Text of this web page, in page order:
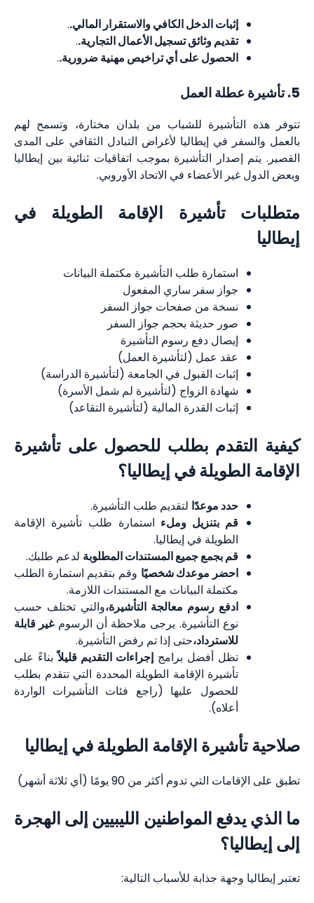
إثبات الدخل الكافي والاستقرار المالي..
تقديم وثائق تسجيل الأعمال التجارية..
الحصول على أي تراخيص مهنية ضرورية..
5. تأشيرة عطلة العمل
تتوفر هذه التأشيرة للشباب من بلدان مختارة، وتسمح لهم
بالعمل والسفر في إيطاليا لأغراض التبادل الثقافي على المدى
القصير. يتم إصدار التأشيرة بموجب اتفاقيات ثنائية بين إيطاليا
وبعض الدول غير الأعضاء في الاتحاد الأوروبي.
متطلبات تأشيرة الإقامة الطويلة في
إيطاليا
استمارة طلب التأشيرة مكتملة البيانات
جواز سفر ساري المفعول
نسخة من صفحات جواز السفر
صور حديثة بحجم جواز السفر
إيصال دفع رسوم التأشيرة
عقد عمل (لتأشيرة العمل)
إثبات القبول في الجامعة (لتأشيرة الدراسة)
شهادة الزواج (لتأشيرة لم شمل الأسرة)
إثبات القدرة المالية (لتأشيرة التقاعد)
كيفية التقدم بطلب للحصول على تأشيرة
الإقامة الطويلة في إيطاليا؟
حدد موعدًا لتقديم طلب التأشيرة.
قم بتنزيل وملء استمارة طلب تأشيرة الإقامة
الطويلة في إيطاليا.
قم بجمع جميع المستندات المطلوبة لدعم طلبك.
احضر موعدك شخصيًا وقم بتقديم استمارة الطلب
مكتملة البيانات مع المستندات اللازمة.
ادفع رسوم معالجة التأشيرة،والتي تختلف حسب
نوع التأشيرة. يرجى ملاحظة أن الرسومغير قابلة
للاسترداد،حتى إذا تم رفض التأشيرة.
تظل أفضل برامج إجراءات التقديم قليلاًبناءً على
تأشيرة الإقامة الطويلة المحددة التي تتقدم بطلب
للحصول عليها (راجع فئات التأشيرات الواردة
أعلاه).
صلاحية تأشيرة الإقامة الطويلة في إيطاليا
تطبق على الإقامات التي تدوم أكثر من 90 يومًا (أي ثلاثة أشهر)
ما الذي يدفع المواطنين الليبيين إلى الهجرة
إلى إيطاليا؟
تعتبر إيطاليا وجهة جذابة للأسباب التالية: